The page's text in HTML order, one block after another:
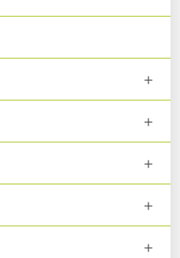
+
+
+
+
+